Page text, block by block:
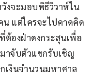
งจะมอบพิธีวิวาห์ใน
แต่ใครจะไปคาดคิด
ต้องฝ่าดงกระสุนเพื่อ
าจับตัวแขกรับเชิญ
เงินจำนวนมหาศาล